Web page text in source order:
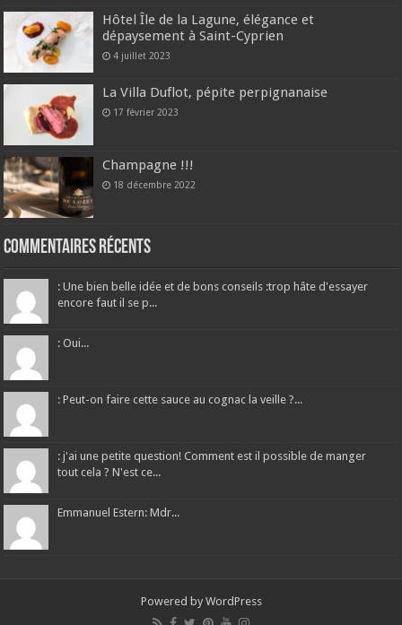
Hôtel Île de la Lagune, élégance et
dépaysement à Saint-Cyprien
4 juillet 2023
La Villa Duflot, pépite perpignanaise
17 février 2023
Champagne !!!
18 décembre 2022
Commentaires récents
: Une bien belle idée et de bons conseils :trop hâte d'essayer
encore faut il se p...
: Oui...
: Peut-on faire cette sauce au cognac la veille ?...
: j'ai une petite question! Comment est il possible de manger
tout cela ? N'est ce...
Emmanuel Estern: Mdr...
Powered by WordPress